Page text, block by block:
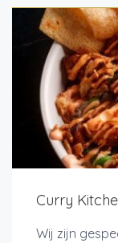
Curry
Wij zijn